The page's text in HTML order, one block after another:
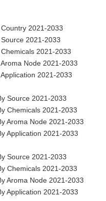
2021-2033
2021-2033
2021-2033
Node 2021-2033
2021-2033
Source 2021-2033
Chemicals 2021-2033
Aroma Node 2021-2033
Application 2021-2033
Source 2021-2033
Chemicals 2021-2033
Aroma Node 2021-2033
Application 2021-2033